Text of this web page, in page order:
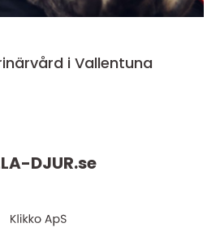
i Vallentuna
DJUR.se